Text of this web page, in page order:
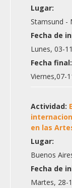
Lugar:
Stamsund -
Fecha de
Lunes, 03-
Fecha final:
Viernes,07-
Actividad:
en las
Lugar:
Buenos
Fecha de
Martes, 28-